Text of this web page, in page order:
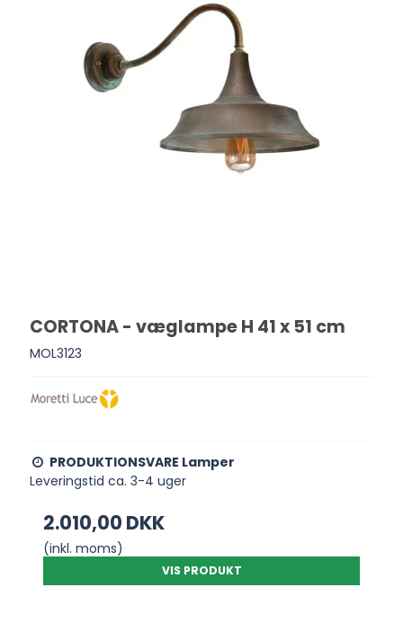
CORTONA - væglampe H 41 x 51 cm
MOL3123
PRODUKTIONSVARE Lamper
Leveringstid ca. 3-4 uger
2.010,00 DKK
(inkl. moms)
VIS PRODUKT